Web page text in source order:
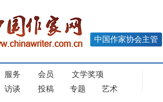
中国作家协会主管
服务 会员
文学奖项
访谈 投稿 专题 艺术